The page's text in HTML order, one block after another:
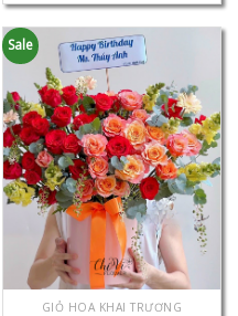
Sale
GIỎ HOA KHAI TRƯƠNG